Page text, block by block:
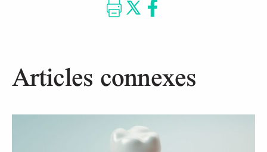
Articles connexes